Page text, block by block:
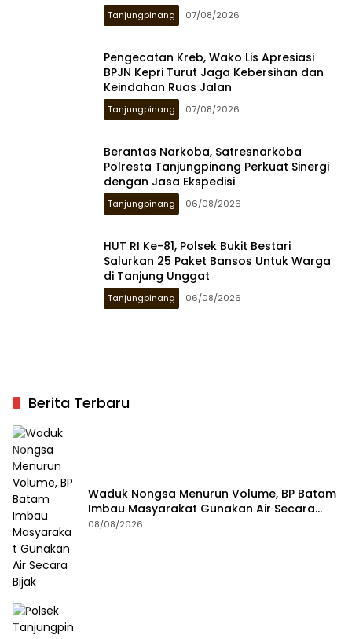
Tanjungpinang 07/08/2026
Pengecatan Kreb, Wako Lis Apresiasi
BPJN Kepri Turut Jaga Kebersihan dan
Keindahan Ruas Jalan
Tanjungpinang 07/08/2026
Berantas Narkoba, Satresnarkoba
Polresta Tanjungpinang Perkuat Sinergi
dengan Jasa Ekspedisi
Tanjungpinang 06/08/2026
HUT RI Ke-81, Polsek Bukit Bestari
Salurkan 25 Paket Bansos Untuk Warga
di Tanjung Unggat
Tanjungpinang 06/08/2026
Berita Terbaru
Waduk Nongsa Menurun Volume, BP Batam
Imbau Masyarakat Gunakan Air Secara
Bijak
08/08/2026